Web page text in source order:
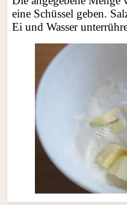
eine Schüssel geben.
Ei und Wasser